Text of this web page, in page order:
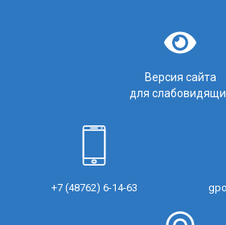
Версия сайта
для
+7 (48762) 6-14-63